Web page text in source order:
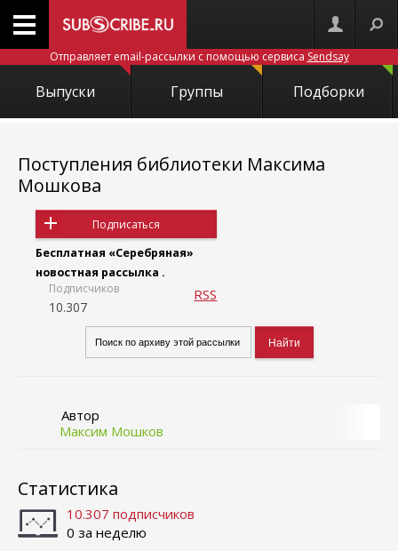
Отправляет email-рассылки с помощью сервиса Sendsay
Выпуски Группы Подборки
Поступления библиотеки Максима
Мошкова
Подписаться
Бесплатная «Серебряная»
новостная рассылка .
Подписчиков
10.307
RSS
Автор
Максим Мошков
Статистика
10.307 подписчиков
0 за неделю